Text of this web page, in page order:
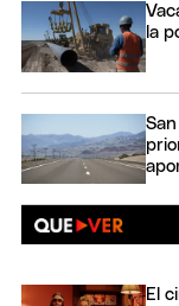
la
El